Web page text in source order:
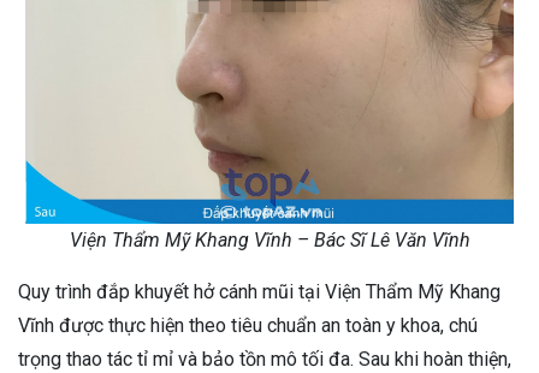
Viện Thẩm Mỹ Khang Vĩnh – Bác Sĩ Lê Văn Vĩnh
Quy trình đắp khuyết hở cánh mũi tại Viện Thẩm Mỹ Khang
Vĩnh được thực hiện theo tiêu chuẩn an toàn y khoa, chú
trọng thao tác tỉ mỉ và bảo tồn mô tối đa. Sau khi hoàn thiện,